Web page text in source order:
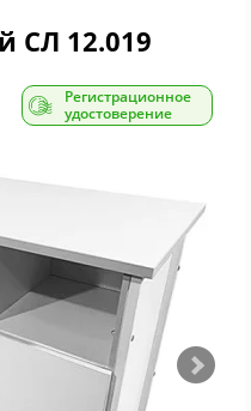
СЛ 12.019
Регистрационное
удостоверение